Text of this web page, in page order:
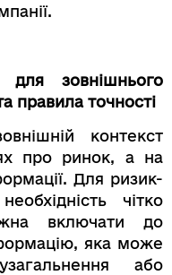
зовнішнього
правила точності
контекст
про ринок, а на
Для ризик-
чітко
включати до
яка може
або